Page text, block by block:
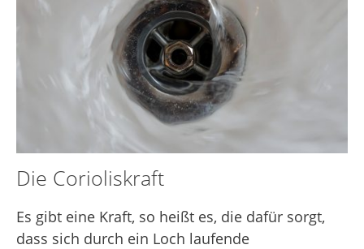
Die Corioliskraft
Es gibt eine Kraft, so heißt es, die dafür sorgt,
dass sich durch ein Loch laufende